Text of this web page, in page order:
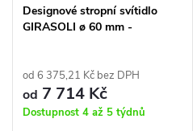
Designové stropní svítidlo
GIRASOLI ø 60 mm -
od 6 375,21 Kč bez DPH
od 7 714 Kč
Dostupnost 4 až 5 týdnů